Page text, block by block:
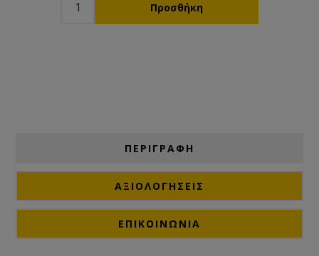
ΠΕΡΙΓΡΑΦΗ
ΑΞΙΟΛΟΓΉΣΕΙΣ
ΕΠΙΚΟΙΝΩΝΙΑ